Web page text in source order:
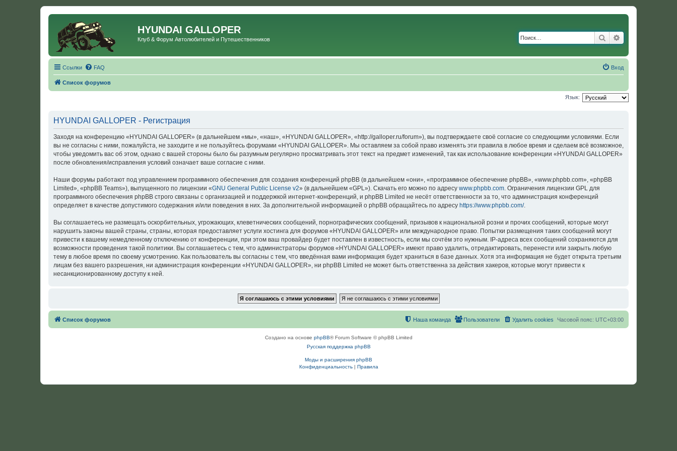
HYUNDAI GALLOPER
Клуб & Форум Автолюбителей и Путешественников Поиск
Ссылки FAQ Вход
Список форумов
Язык:
HYUNDAI GALLOPER - Регистрация
Заходя на конференцию «HYUNDAI GALLOPER» (в дальнейшем «мы», «наш», «HYUNDAI GALLOPER», «http://galloper.ru/forum»), вы подтверждаете своё согласие со следующими условиями. Если
вы не согласны с ними, пожалуйста, не заходите и не пользуйтесь форумами «HYUNDAI GALLOPER». Мы оставляем за собой право изменять эти правила в любое время и сделаем всё возможное,
чтобы уведомить вас об этом, однако с вашей стороны было бы разумным регулярно просматривать этот текст на предмет изменений, так как использование конференции «HYUNDAI GALLOPER»
после обновления/исправления условий означает ваше согласие с ними.
Наши форумы работают под управлением программного обеспечения для создания конференций phpBB (в дальнейшем «они», «программное обеспечение phpBB», «www.phpbb.com», «phpBB
Limited», «phpBB Teams»), выпущенного по лицензии «GNU General Public License v2» (в дальнейшем «GPL»). Скачать его можно по адресу www.phpbb.com . Ограничения лицензии GPL для
программного обеспечения phpBB строго связаны с организацией и поддержкой интернет-конференций, и phpBB Limited не несёт ответственности за то, что администрация конференций
определяет в качестве допустимого содержания и/или поведения в них. За дополнительной информацией о phpBB обращайтесь по адресу https://www.phpbb.com/.
Вы соглашаетесь не размещать оскорбительных, угрожающих, клеветнических сообщений, порнографических сообщений, призывов к национальной розни и прочих сообщений, которые могут
нарушить законы вашей страны, страны, которая предоставляет услуги хостинга для форумов «HYUNDAI GALLOPER» или международное право. Попытки размещения таких сообщений могут
привести к вашему немедленному отключению от конференции, при этом ваш провайдер будет поставлен в известность, если мы сочтём это нужным. IP-адреса всех сообщений сохраняются для
возможности проведения такой политики. Вы соглашаетесь с тем, что администраторы форумов «HYUNDAI GALLOPER» имеют право удалить, отредактировать, перенести или закрыть любую
тему в любое время по своему усмотрению. Как пользователь вы согласны с тем, что введённая вами информация будет храниться в базе данных. Хотя эта информация не будет открыта третьим
лицам без вашего разрешения, ни администрация конференции «HYUNDAI GALLOPER», ни phpBB Limited не может быть ответственна за действия хакеров, которые могут привести к
несанкционированному доступу к ней.
Список форумов Часовой пояс: UTC+03:00
Удалить cookies
Пользователи
Наша команда
Создано на основе phpBB® Forum Software © phpBB Limited
Русская поддержка phpBB
Моды и расширения phpBB
Конфиденциальность| Правила